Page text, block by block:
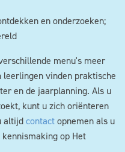
en onderzoeken;
menu's meer
vinden praktische
en de jaarplanning. Als u
kunt u zich oriënteren
altijdcontactopnemen als u
op Het